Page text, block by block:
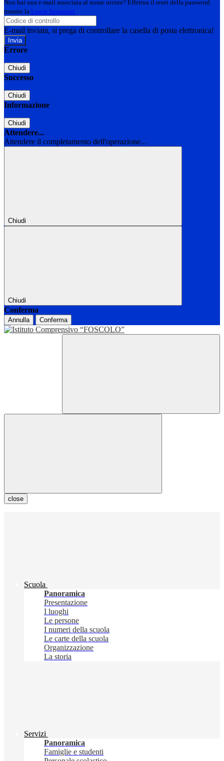
Non hai una e-mail associata al nome utente? Effettua il reset della password
tramite la Login Spaggiari
E-mail inviata, si prega di controllare la casella di posta elettronica!
Errore
Chiudi
Successo
Chiudi
Informazione
Chiudi
Attendere...
Attendere il completamento dell'operazione...
Chiudi
Chiudi
Conferma
Annulla Conferma
close
Scuola
Panoramica
Presentazione
I luoghi
Le persone
I numeri della scuola
Le carte della scuola
Organizzazione
La storia
Servizi
Panoramica
Famiglie e studenti